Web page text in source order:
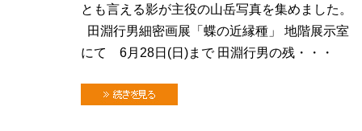
とも言える影が主役の山岳写真を集めました。
田淵行男細密画展「蝶の近縁種」 地階展示室
にて 6月28日(日)まで 田淵行男の残・・・